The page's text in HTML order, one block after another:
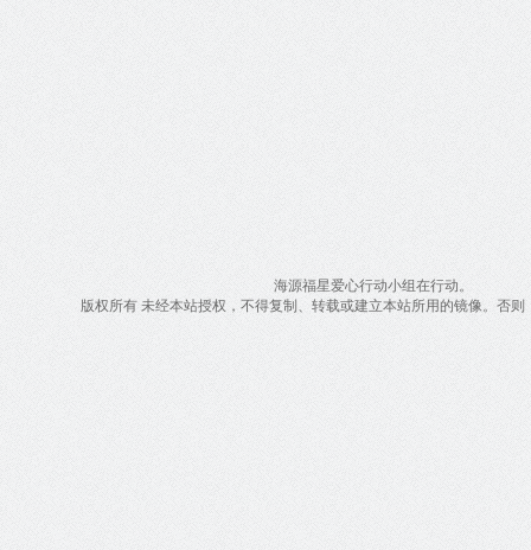
海源福星爱心行动小组在行动。
版权所有 未经本站授权，不得复制、转载或建立本站所用的镜像。否则